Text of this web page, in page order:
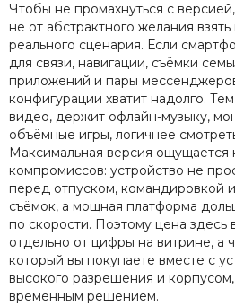
Чтобы не промахнуться с
не от абстрактного желания
реального сценария. Если
для связи, навигации, съёмки
приложений и пары
конфигурации хватит надолго.
видео, держит офлайн-музыку,
объёмные игры, логичнее
Максимальная версия ощущается
компромиссов: устройство не
перед отпуском, командировкой
съёмок, а мощная платформа
по скорости. Поэтому цена здесь
отдельно от цифры на витрине, а
который вы покупаете вместе с
высокого разрешения и
временным решением.